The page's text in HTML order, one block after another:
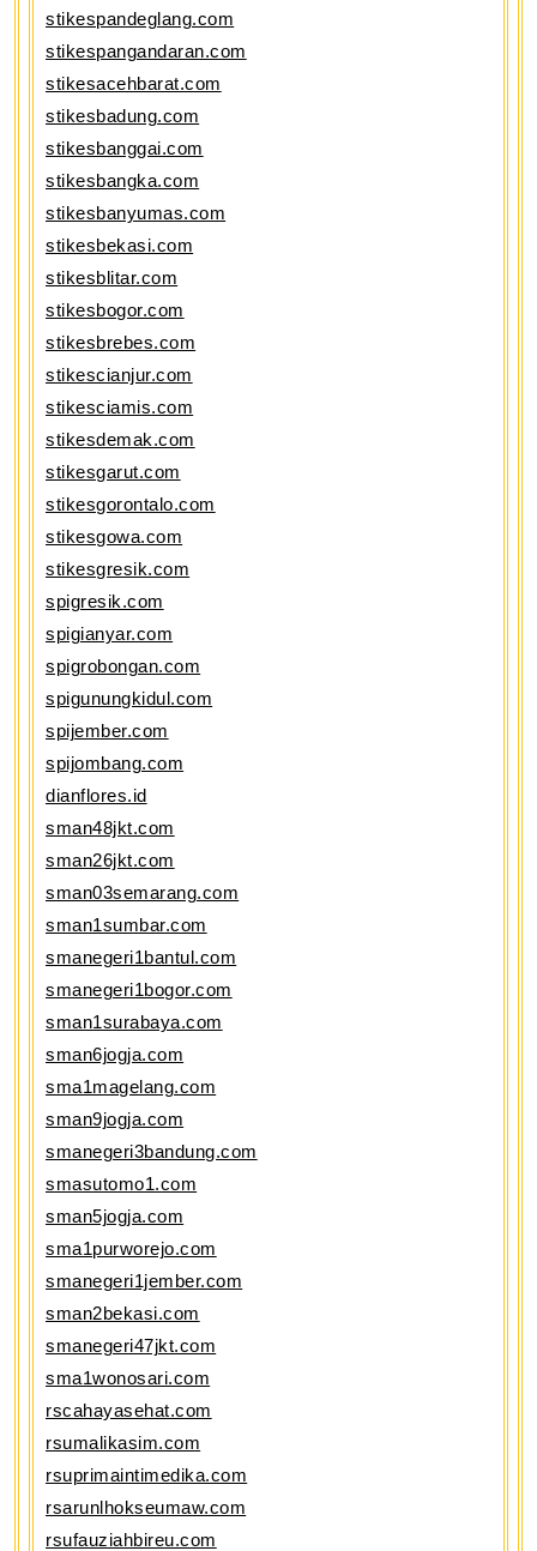
stikespandeglang.com
stikespangandaran.com
stikesacehbarat.com
stikesbadung.com
stikesbanggai.com
stikesbangka.com
stikesbanyumas.com
stikesbekasi.com
stikesblitar.com
stikesbogor.com
stikesbrebes.com
stikescianjur.com
stikesciamis.com
stikesdemak.com
stikesgarut.com
stikesgorontalo.com
stikesgowa.com
stikesgresik.com
spigresik.com
spigianyar.com
spigrobongan.com
spigunungkidul.com
spijember.com
spijombang.com
dianflores.id
sman48jkt.com
sman26jkt.com
sman03semarang.com
sman1sumbar.com
smanegeri1bantul.com
smanegeri1bogor.com
sman1surabaya.com
sman6jogja.com
sma1magelang.com
sman9jogja.com
smanegeri3bandung.com
smasutomo1.com
sman5jogja.com
sma1purworejo.com
smanegeri1jember.com
sman2bekasi.com
smanegeri47jkt.com
sma1wonosari.com
rscahayasehat.com
rsumalikasim.com
rsuprimaintimedika.com
rsarunlhokseumaw.com
rsufauziahbireu.com